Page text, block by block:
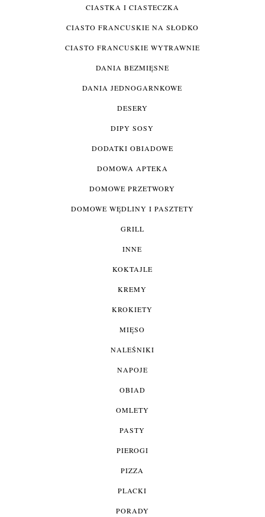
CIASTKA I CIASTECZKA
CIASTO FRANCUSKIE NA SŁODKO
CIASTO FRANCUSKIE WYTRAWNIE
DANIA BEZMIĘSNE
DANIA JEDNOGARNKOWE
DESERY
DIPY SOSY
DODATKI OBIADOWE
DOMOWA APTEKA
DOMOWE PRZETWORY
DOMOWE WĘDLINY I PASZTETY
GRILL
INNE
KOKTAJLE
KREMY
KROKIETY
MIĘSO
NALEŚNIKI
NAPOJE
OBIAD
OMLETY
PASTY
PIEROGI
PIZZA
PLACKI
PORADY